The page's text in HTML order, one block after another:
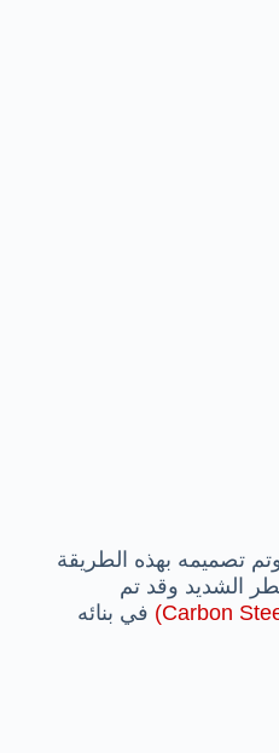
تصميمه بهذه الطريقة
الشديد وقد تم
في بنائه